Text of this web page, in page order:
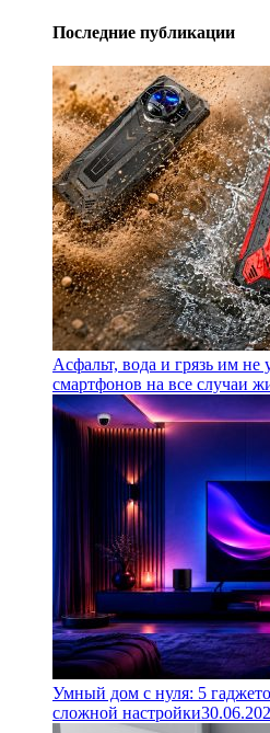
Последние публикации
Асфальт, вода и грязь им
смартфонов на все случаи
Умный дом с нуля: 5
сложной настройки